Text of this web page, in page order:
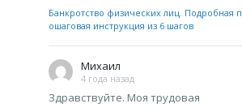
Банкротство физических лиц. Подробная п
ошаговая инструкция из 6 шагов
Михаил
4 года назад
Здравствуйте. Моя трудовая